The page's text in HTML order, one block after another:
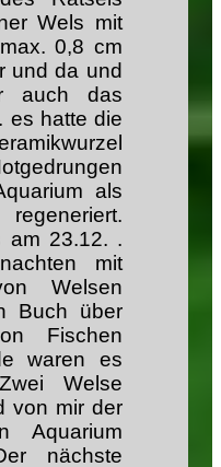
Wels mit
0,8 cm
und da und
auch das
es hatte die
als
am 23.12. .
mit
Welsen
Buch über
Fischen
waren es
Welse
von mir der
Aquarium
nächste